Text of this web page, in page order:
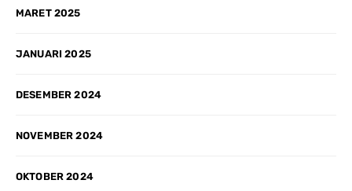
MARET 2025
JANUARI 2025
DESEMBER 2024
NOVEMBER 2024
OKTOBER 2024